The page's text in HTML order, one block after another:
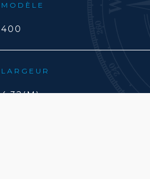
MODÈLE
400
LARGEUR
4.32(M)